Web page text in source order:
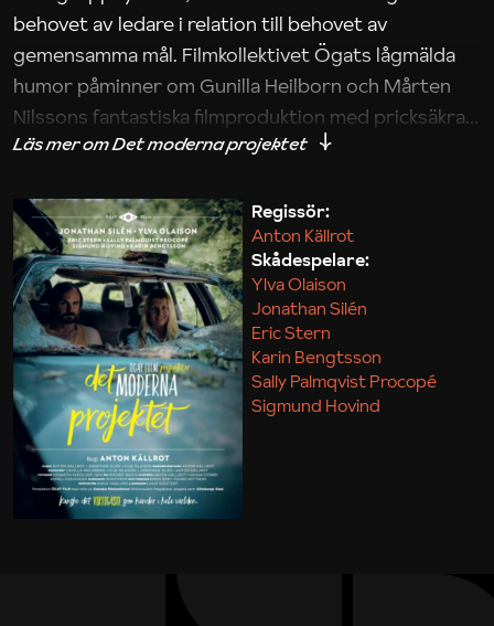
behovet av ledare i relation till behovet av
gemensamma mål. Filmkollektivet Ögats lågmälda
humor påminner om Gunilla Heilborn och Mårten
Nilssons fantastiska filmproduktion med pricksäkra
iakttagelser om hur svårt det kan vara att omsätta
Maja Kekonius
Regissör:
Anton Källrot
Skådespelare:
Ylva Olaison
Jonathan Silén
Eric Stern
Karin Bengtsson
Sally Palmqvist Procopé
Sigmund Hovind